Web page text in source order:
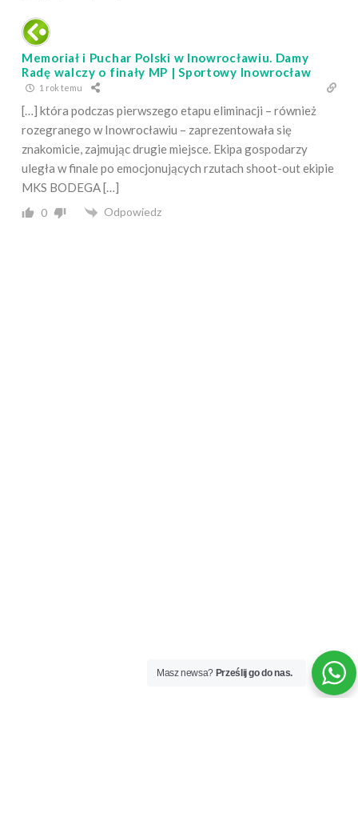
Memoriał i Puchar Polski w Inowrocławiu. Damy
Radę walczy o finały MP | Sportowy Inowrocław
1 rok temu
[…] która podczas pierwszego etapu eliminacji – również
rozegranego w Inowrocławiu – zaprezentowała się
znakomicie, zajmując drugie miejsce. Ekipa gospodarzy
uległa w finale po emocjonujących rzutach shoot-out ekipie
MKS BODEGA […]
0 Odpowiedz
Masz newsa? Prześlij go do nas.